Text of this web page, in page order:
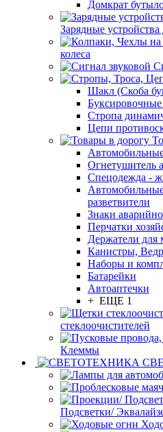
Домкрат
Зарядные устройства
колеса
Шакл (Скоба
Стропа
Цепи
Огнетушитель
Спецодежда -
разветвители
Знаки
Перчатки
Держатели для
Канистры,
Наборы и
Батарейки
Автоаптечки
+ ЕЩЕ 1
стеклоочистителей
Клеммы
Подсветки/